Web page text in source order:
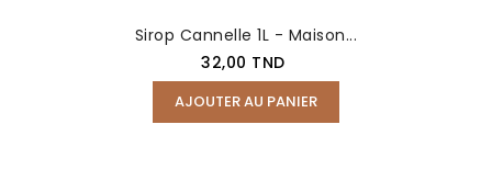
Sirop Cannelle 1L - Maison...
Prix
32,00 TND
AJOUTER AU PANIER